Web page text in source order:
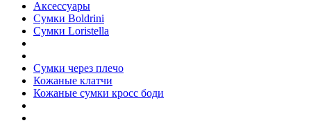
Аксессуары
Сумки Boldrini
Сумки Loristella
Сумки через плечо
Кожаные клатчи
Кожаные сумки кросс боди